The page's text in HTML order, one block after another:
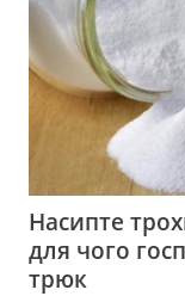
Насипте
для чого
трюк